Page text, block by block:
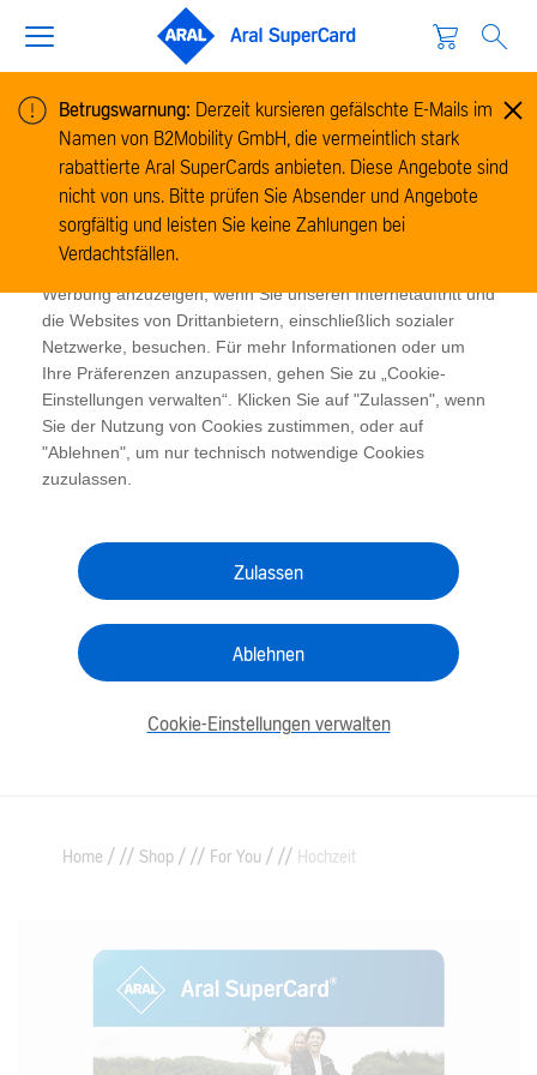
Cookie-Informationen
Wir verwenden Cookies, um Informationen zur Nutzung
unserer Website zu sammeln und zu analysieren und um
das Funktionieren der Website zu ermöglichen. Cookies
Werbung anzuzeigen, wenn Sie unseren Internetauftritt und
die Websites von Drittanbietern, einschließlich sozialer
Netzwerke, besuchen. Für mehr Informationen oder um
Ihre Präferenzen anzupassen, gehen Sie zu „Cookie-
Einstellungen verwalten“. Klicken Sie auf "Zulassen", wenn
Sie der Nutzung von Cookies zustimmen, oder auf
"Ablehnen", um nur technisch notwendige Cookies
zuzulassen.
Zulassen
Ablehnen
Cookie-Einstellungen verwalten
Betrugswarnung: Derzeit kursieren gefälschte E-Mails im
Namen von B2Mobility GmbH, die vermeintlich stark
rabattierte Aral SuperCards anbieten. Diese Angebote sind
nicht von uns. Bitte prüfen Sie Absender und Angebote
sorgfältig und leisten Sie keine Zahlungen bei
Verdachtsfällen.
Home / Shop / For You / Hochzeit